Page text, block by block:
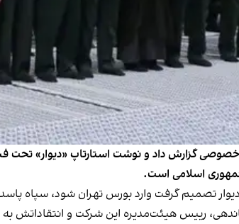
گزارش داد و نوشت استارتاپ «دیوار» تحت
اسلامی است.
رییس هیئت‌مدیره این شرکت و انتقاداتش به